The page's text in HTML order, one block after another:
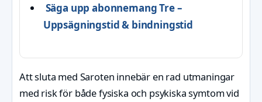
Säga upp abonnemang Tre –
Uppsägningstid & bindningstid
Att sluta med Saroten innebär en rad utmaningar
med risk för både fysiska och psykiska symtom vid